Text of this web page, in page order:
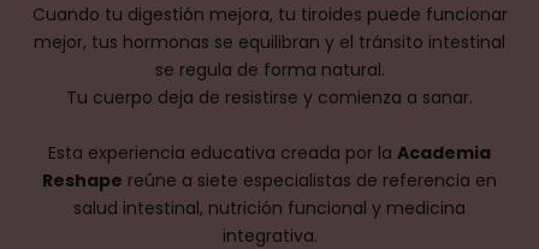
Cuando tu digestión mejora, tu tiroides puede funcionar
mejor, tus hormonas se equilibran y el tránsito intestinal
se regula de forma natural.
Tu cuerpo deja de resistirse y comienza a sanar.
Esta experiencia educativa creada por la Academia
Reshape reúne a siete especialistas de referencia en
salud intestinal, nutrición funcional y medicina
integrativa.